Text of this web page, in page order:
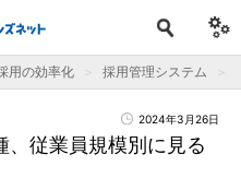
用の効率化 採用管理システム
2024年3月26日
従業員規模別に見る